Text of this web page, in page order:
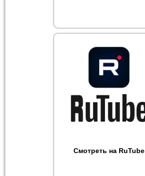
Смотреть на RuTube